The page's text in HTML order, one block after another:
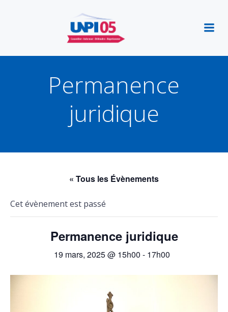
contenu
Permanence
juridique
« Tous les Évènements
Cet évènement est passé
Permanence juridique
19 mars, 2025 @ 15h00 - 17h00